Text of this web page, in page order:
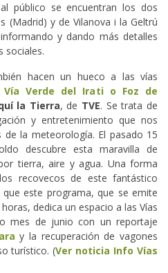
público se encuentran los dos
(Madrid) y de Vilanova i la Geltrú
y dando más detalles
sociales.
hacen un hueco a las vías
Vía Verde del Irati o Foz de
la Tierra, de TVE. Se trata de
y entretenimiento que nos
la meteorología. El pasado 15
descubre esta maravilla de
tierra, aire y agua. Una forma
recovecos de este fantástico
este programa, que se emite
dedica un espacio a las Vías
mes de junio con un reportaje
y la recuperación de vagones
turístico. (Ver noticia Info Vías